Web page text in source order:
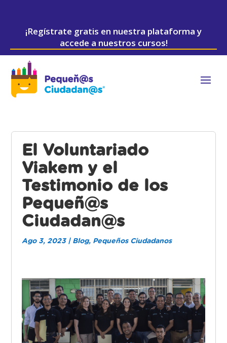
¡Regístrate gratis en nuestra plataforma y
accede a nuestros cursos!
El Voluntariado
Viakem y el
Testimonio de los
Pequeñ@s
Ciudadan@s
Ago 3, 2023| Blog, Pequeños Ciudadanos